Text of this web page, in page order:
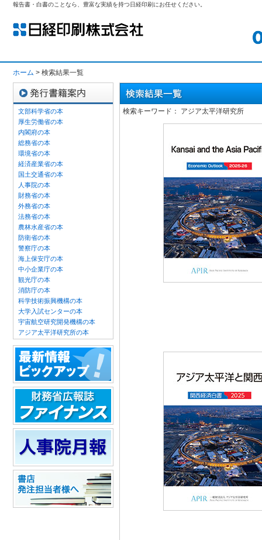
報告書・白書のことなら、豊富な実績を持つ日経印刷にお任せください。
ホーム > 検索結果一覧
文部科学省の本
厚生労働省の本
内閣府の本
総務省の本
環境省の本
経済産業省の本
国土交通省の本
人事院の本
財務省の本
外務省の本
法務省の本
農林水産省の本
防衛省の本
警察庁の本
海上保安庁の本
中小企業庁の本
観光庁の本
消防庁の本
科学技術振興機構の本
大学入試センターの本
宇宙航空研究開発機構の本
アジア太平洋研究所の本
検索キーワード： アジア太平洋研究所